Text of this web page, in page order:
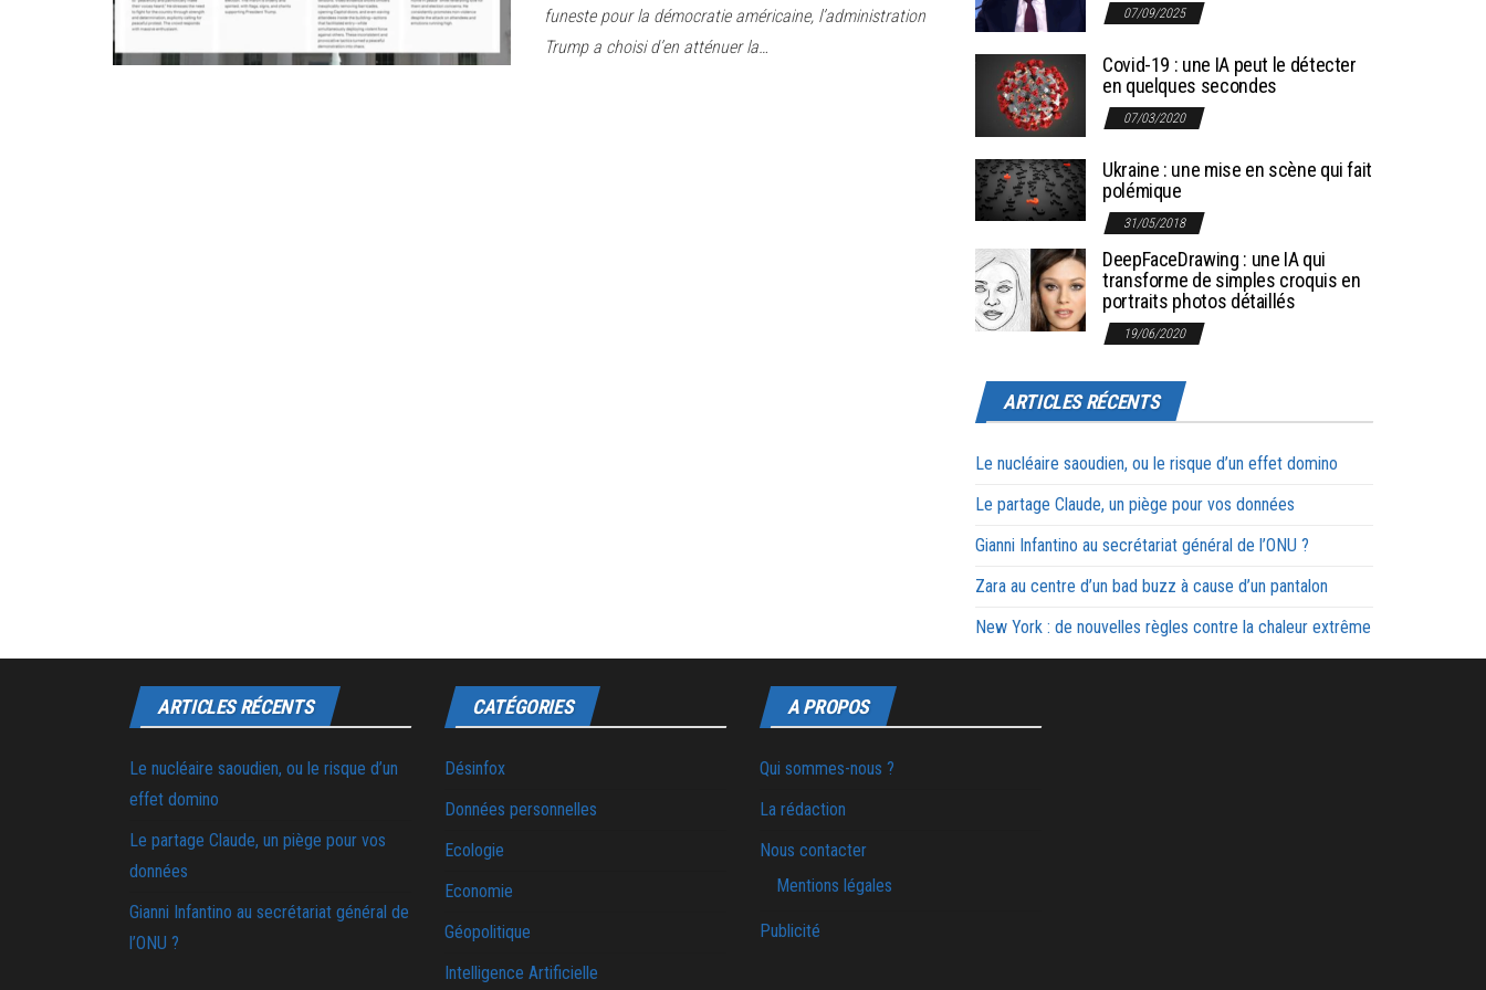
funeste pour la démocratie américaine, l’administration
Trump a choisi d’en atténuer la…
07/09/2025
Covid-19 : une IA peut le détecter
en quelques secondes
07/03/2020
Ukraine : une mise en scène qui fait
polémique
31/05/2018
DeepFaceDrawing : une IA qui
transforme de simples croquis en
portraits photos détaillés
19/06/2020
ARTICLES RÉCENTS
Le nucléaire saoudien, ou le risque d’un effet domino
Le partage Claude, un piège pour vos données
Gianni Infantino au secrétariat général de l’ONU ?
Zara au centre d’un bad buzz à cause d’un pantalon
New York : de nouvelles règles contre la chaleur extrême
ARTICLES RÉCENTS
Le nucléaire saoudien, ou le risque d’un
effet domino
Le partage Claude, un piège pour vos
données
Gianni Infantino au secrétariat général de
l’ONU ?
CATÉGORIES
Désinfox
Données personnelles
Ecologie
Economie
Géopolitique
Intelligence Artificielle
A PROPOS
Qui sommes-nous ?
La rédaction
Nous contacter
Mentions légales
Publicité